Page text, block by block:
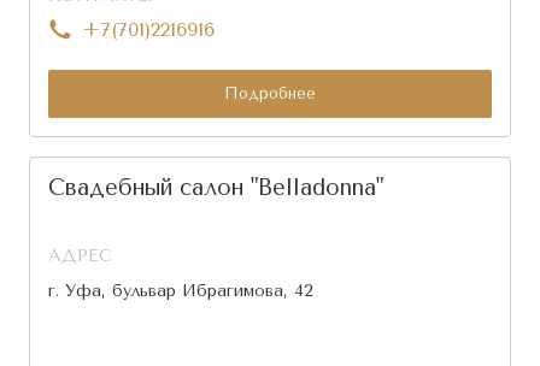
+7(701)2216916
Подробнее
Свадебный салон "Belladonna"
АДРЕС
г. Уфа, бульвар Ибрагимова, 42